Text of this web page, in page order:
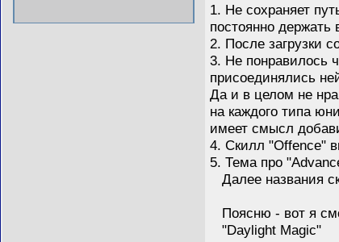
1. Не сохраняет
постоянно
2. После загрузки
3. Не понравилось
присоединялись
Да и в целом не
на каждого типа
имеет смысл
4. Скилл "Offence"
5. Тема про
Далее названия
Поясню - вот я
"Daylight Magic"